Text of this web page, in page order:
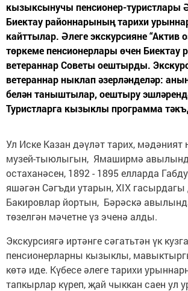
кызыксынучы пенсионер-туристлары
Биектау районнарының тарихи
кайттылар. Әлеге экскурсияне “Актив
төркеме пенсионерлары өчен Биектау
ветераннар Советы оештырды.
ветераннар ныклап әзерләнделәр:
белән таныштылар, оештыру
Туристларга кызыклы программа
Ул Иске Казан дәүләт тарих, мәдәният
музей-тыюлыгын, Ямаширмә
остаханәсен, 1892 - 1895 елларда
яшәгән Сәгъди утарын, XIX
Бакировлар йортын, Бәрәскә
төзелгән мәчетне үз эченә алды.
Экскурсиягә иртәнге сәгатьтән үк
пенсионерларны кызыклы,
көтә иде. Күбесе әлеге тарихи
тапкырлар күреп, җай чыккан саен ул